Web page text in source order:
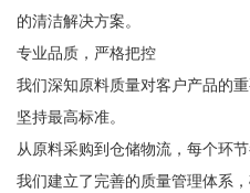
的清洁解决方案。
专业品质，严格把控
我们深知原料质量对客户产品的
坚持最高标准。
从原料采购到仓储物流，每个环
我们建立了完善的质量管理体系